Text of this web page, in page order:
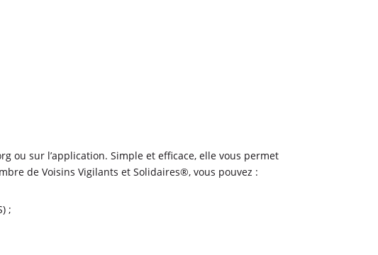
ou sur l’application. Simple et efficace, elle vous permet
de Voisins Vigilants et Solidaires®, vous pouvez :
;